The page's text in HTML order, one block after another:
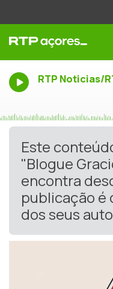
RTP Noticias/
Este
"Blogue
encontra
publicação é
dos seus